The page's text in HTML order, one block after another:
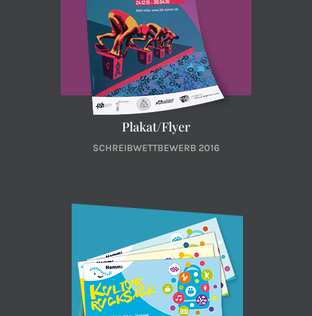
Plakat/Flyer
SCHREIBWETTBEWERB 2016